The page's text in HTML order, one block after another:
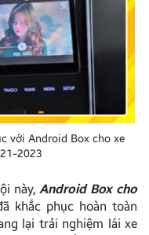
với Android Box cho xe
2023
này, Android Box cho
khắc phục hoàn toàn
lại trải nghiệm lái xe